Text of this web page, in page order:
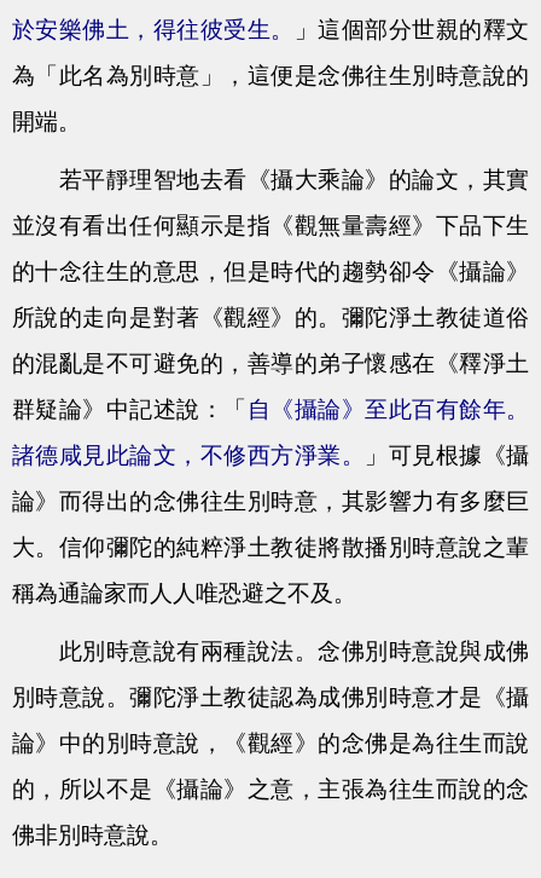
於安樂佛土，得往彼受生。
」這個部分世親的釋文
為「此名為別時意」，這便是念佛往生別時意說的
開端。
若平靜理智地去看《攝大乘論》的論文，其實
並沒有看出任何顯示是指《觀無量壽經》下品下生
的十念往生的意思，但是時代的趨勢卻令《攝論》
所說的走向是對著《觀經》的。彌陀淨土教徒道俗
的混亂是不可避免的，善導的弟子懷感在《釋淨土
群疑論》中記述說：「 自《攝論》至此百有餘年。
諸德咸見此論文，不修西方淨業。
」可見根據《攝
論》而得出的念佛往生別時意，其影響力有多麼巨
大。信仰彌陀的純粹淨土教徒將散播別時意說之輩
稱為通論家而人人唯恐避之不及。
此別時意說有兩種說法。念佛別時意說與成佛
別時意說。彌陀淨土教徒認為成佛別時意才是《攝
論》中的別時意說，《觀經》的念佛是為往生而說
的，所以不是《攝論》之意，主張為往生而說的念
佛非別時意說。